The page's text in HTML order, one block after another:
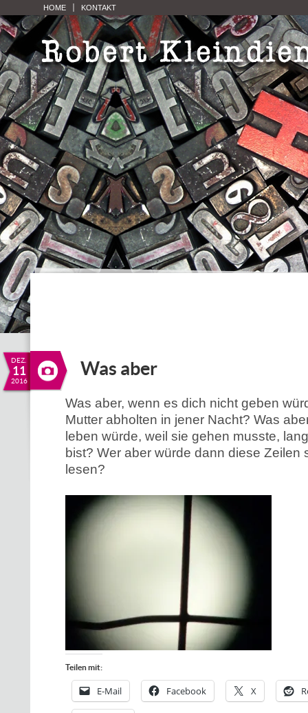
HOME KONTAKT
DEZ.
11
2016
Was aber
Was aber, wenn es dich nicht geben
Mutter abholten in jener Nacht? Was
leben würde, weil sie gehen musste,
bist? Wer aber würde dann diese Zeilen
lesen?
Teilen mit:
E-Mail Facebook X